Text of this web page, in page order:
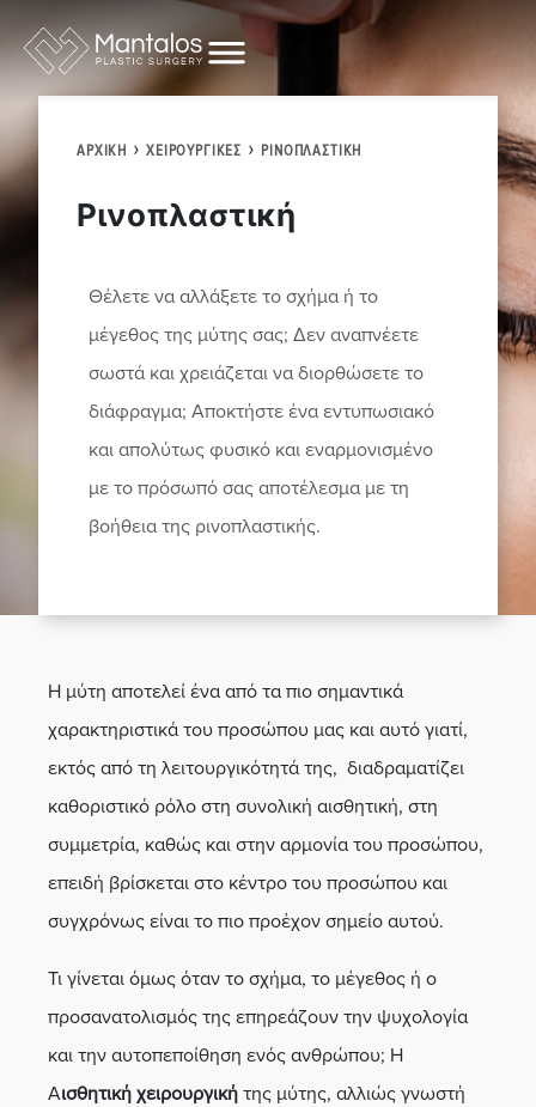
ΑΡΧΙΚΗ ›ΧΕΙΡΟΥΡΓΙΚΈΣ › ΡΙΝΟΠΛΑΣΤΙΚΉ
Ρινοπλαστική
Θέλετε να αλλάξετε το σχήμα ή το
μέγεθος της μύτης σας; Δεν αναπνέετε
σωστά και χρειάζεται να διορθώσετε το
διάφραγμα; Αποκτήστε ένα εντυπωσιακό
και απολύτως φυσικό και εναρμονισμένο
με το πρόσωπό σας αποτέλεσμα με τη
βοήθεια της ρινοπλαστικής.
Η μύτη αποτελεί ένα από τα πιο σημαντικά
χαρακτηριστικά του προσώπου μας και αυτό γιατί,
εκτός από τη λειτουργικότητά της, διαδραματίζει
καθοριστικό ρόλο στη συνολική αισθητική, στη
συμμετρία, καθώς και στην αρμονία του προσώπου,
επειδή βρίσκεται στο κέντρο του προσώπου και
συγχρόνως είναι το πιο προέχον σημείο αυτού.
Τι γίνεται όμως όταν το σχήμα, το μέγεθος ή ο
προσανατολισμός της επηρεάζουν την ψυχολογία
και την αυτοπεποίθηση ενός ανθρώπου; Η
Αισθητική χειρουργική της μύτης, αλλιώς γνωστή